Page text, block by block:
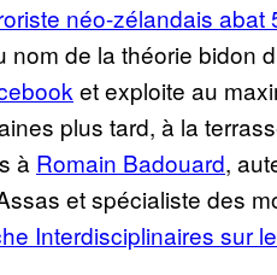
néo-zélandais
nom de la théorie bidon
et exploite au
plus tard, à la
à Romain Badouard,
et spécialiste des
Interdisciplinaires sur